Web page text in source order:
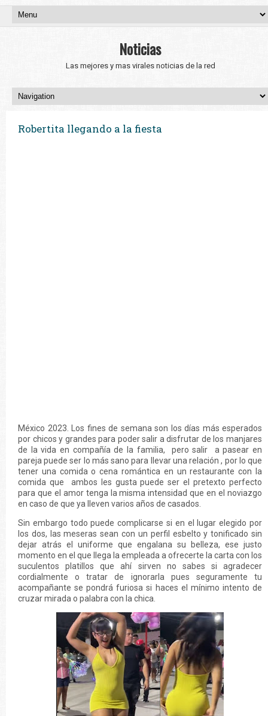
Noticias
Las mejores y mas virales noticias de la red
Robertita llegando a la fiesta
México 2023. Los fines de semana son los días más esperados
por chicos y grandes para poder salir a disfrutar de los manjares
de la vida en compañía de la familia, pero salir a pasear en
pareja puede ser lo más sano para llevar una relación , por lo que
tener una comida o cena romántica en un restaurante con la
comida que ambos les gusta puede ser el pretexto perfecto
para que el amor tenga la misma intensidad que en el noviazgo
en caso de que ya lleven varios años de casados.
Sin embargo todo puede complicarse si en el lugar elegido por
los dos, las meseras sean con un perfil esbelto y tonificado sin
dejar atrás el uniforme que engalana su belleza, ese justo
momento en el que llega la empleada a ofrecerte la carta con los
suculentos platillos que ahí sirven no sabes si agradecer
cordialmente o tratar de ignorarla pues seguramente tu
acompañante se pondrá furiosa si haces el mínimo intento de
cruzar mirada o palabra con la chica.